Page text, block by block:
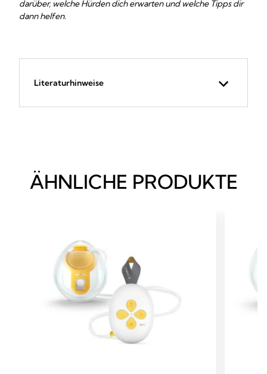
darüber, welche Hürden dich erwarten und welche Tipps dir
dann helfen.
Literaturhinweise
ÄHNLICHE PRODUKTE